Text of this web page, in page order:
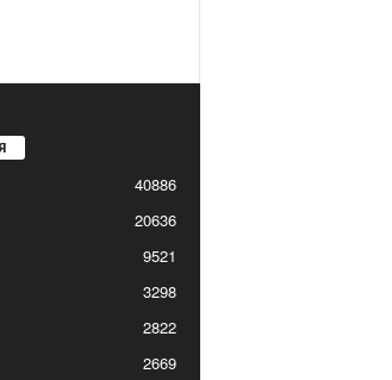
40886
20636
9521
3298
2822
2669